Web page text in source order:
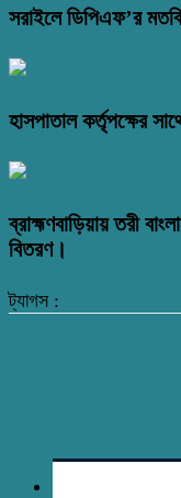
সরাইলে ডিপিএফ’র
হাসপাতাল কর্তৃপক্ষের
ব্রাহ্মণবাড়িয়ায় তরী
বিতরণ।
ট্যাগস :